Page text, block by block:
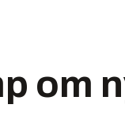
om